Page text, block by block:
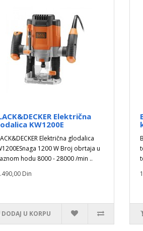
Električna
KW1200E
Električna glodalica
1200 W Broj obrtaja u
hodu 8000 - 28000 /min ..
Din
DODAJ U KORPU